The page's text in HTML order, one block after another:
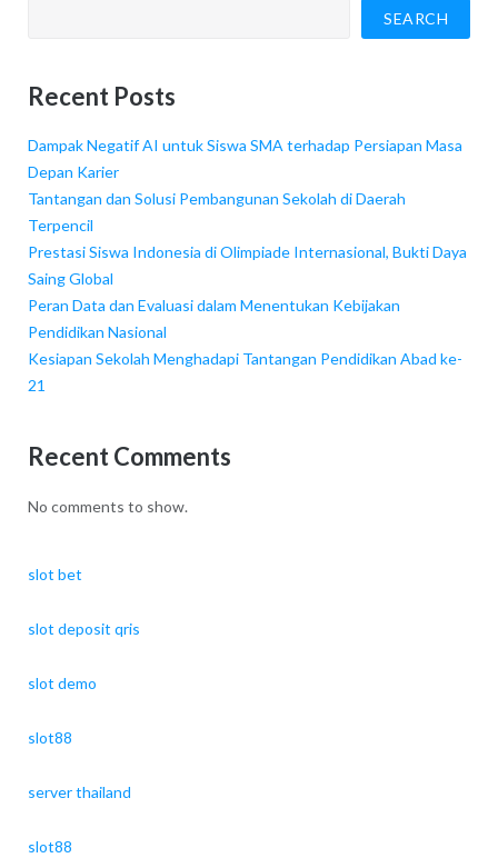
SEARCH
Recent Posts
Dampak Negatif AI untuk Siswa SMA terhadap Persiapan Masa
Depan Karier
Tantangan dan Solusi Pembangunan Sekolah di Daerah
Terpencil
Prestasi Siswa Indonesia di Olimpiade Internasional, Bukti Daya
Saing Global
Peran Data dan Evaluasi dalam Menentukan Kebijakan
Pendidikan Nasional
Kesiapan Sekolah Menghadapi Tantangan Pendidikan Abad ke-
21
Recent Comments
No comments to show.
slot bet
slot deposit qris
slot demo
slot88
server thailand
slot88